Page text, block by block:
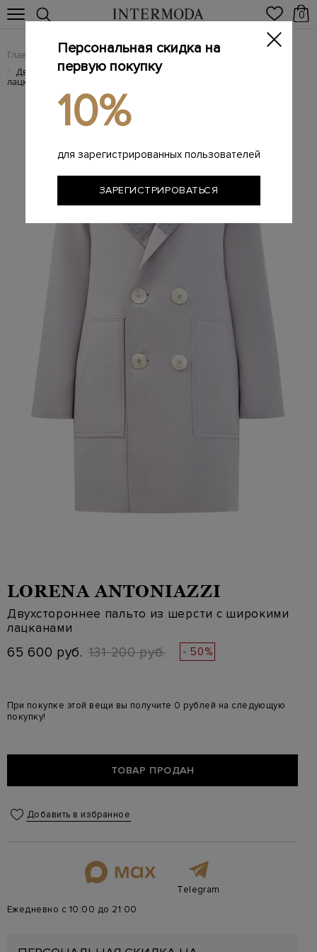
0
Главная Женщинам / Женская одежда / Женские пальто
/ Двухстороннее пальто из&nbsp;шерсти с&nbsp;широкими
лацканами
LORENA ANTONIAZZI
Двухстороннее пальто из шерсти с широкими
лацканами
65 600 руб. 131 200 руб. - 50%
При покупке этой вещи вы получите 0 рублей на следующую
покупку!
ТОВАР ПРОДАН
Добавить в избранное
Telegram
Ежедневно с 10:00 до 21:00
Персональная скидка на
первую покупку
10%
для зарегистрированных пользователей
ЗАРЕГИСТРИРОВАТЬСЯ